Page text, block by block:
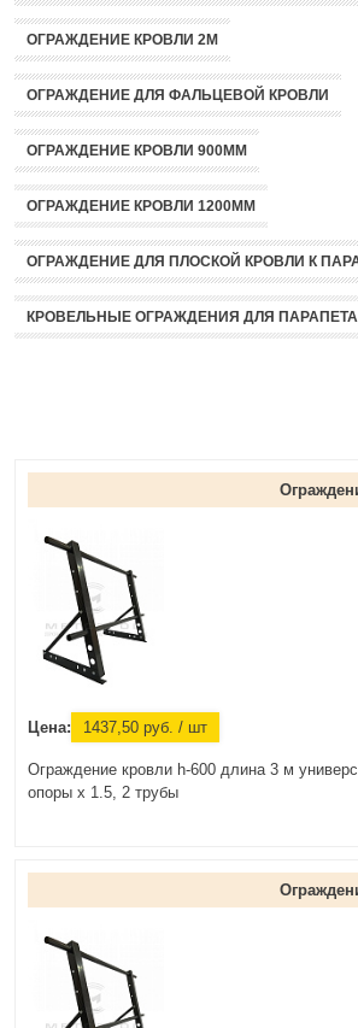
ОГРАЖДЕНИЕ КРОВЛИ 2М
ОГРАЖДЕНИЕ ДЛЯ ФАЛЬЦЕВОЙ КРОВЛИ
ОГРАЖДЕНИЕ КРОВЛИ 900ММ
ОГРАЖДЕНИЕ КРОВЛИ 1200ММ
ОГРАЖДЕНИЕ ДЛЯ ПЛОСКОЙ КРОВЛИ К
КРОВЕЛЬНЫЕ ОГРАЖДЕНИЯ ДЛЯ
Цена: 1437,50 руб. / шт
Ограждение кровли h-600 длина 3 м
опоры х 1.5, 2 трубы